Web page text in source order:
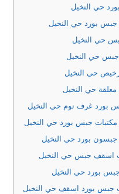
حي النخيل
جبس بورد حي النخيل
حي النخيل
حي النخيل
حي النخيل
حي النخيل
بورد غرف نوم حي النخيل
مكتبات جبس بورد حي النخيل
جبسون بورد حي النخيل
اسقف جبس حي النخيل
بورد حي النخيل
جبس بورد اسقف حي النخيل